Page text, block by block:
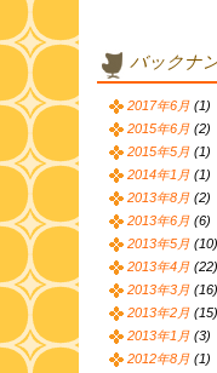
バックナ
2017年6月 (1)
2015年6月 (2)
2015年5月 (1)
2014年1月 (1)
2013年8月 (2)
2013年6月 (6)
2013年5月 (10)
2013年4月 (22)
2013年3月 (16)
2013年2月 (15)
2013年1月 (3)
2012年8月 (1)